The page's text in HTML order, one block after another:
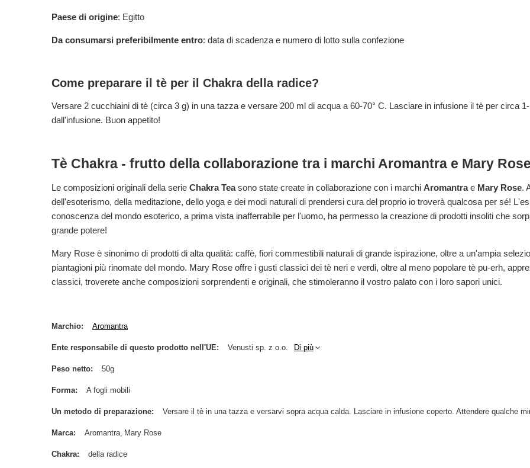
Paese di origine: Egitto
Da consumarsi preferibilmente entro: data di scadenza e numero di lotto sulla confezione
Come preparare il tè per il Chakra della radice?
Versare 2 cucchiaini di tè (circa 3 g) in una tazza e versare 200 ml di acqua a 60-70° C. Lasciare in infusione il tè per circa
dall'infusione. Buon appetito!
Tè Chakra - frutto della collaborazione tra i marchi Aromantra e Mary Rose
Le composizioni originali della serie Chakra Teasono state create in collaborazione con i marchi Aromantrae Mary Rose.
dell'esoterismo, della meditazione, dello yoga e dei modi naturali di prendersi cura del proprio io troverà qualcosa per sé!
conoscenza del mondo esoterico, a prima vista inafferrabile per l'uomo, ha permesso la creazione di prodotti insoliti che
grande potere!
Mary Rose è sinonimo di prodotti di alta qualità: caffè, fiori commestibili naturali di grande ispirazione, oltre a un'ampia
piantagioni più rinomate del mondo. Mary Rose offre i gusti classici dei tè neri e verdi, oltre al meno popolare tè pu-erh,
classici, troverete anche composizioni sorprendenti e originali, che stimoleranno il vostro palato con i loro sapori unici.
Marchio Aromantra
Ente responsabile di questo prodotto nell'UE Venusti sp. z o.o. Di più
Peso netto 50g
Forma A fogli mobili
Un metodo di preparazione Versare il tè in una tazza e versarvi sopra acqua calda. Lasciare in infusione coperto. Attendere qualche
Marca Aromantra Mary Rose
Chakra della radice